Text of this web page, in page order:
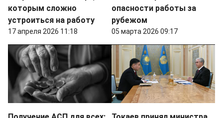
которым сложно
устроиться на работу
17 апреля 2026 11:18
опасности работы за
рубежом
05 марта 2026 09:17